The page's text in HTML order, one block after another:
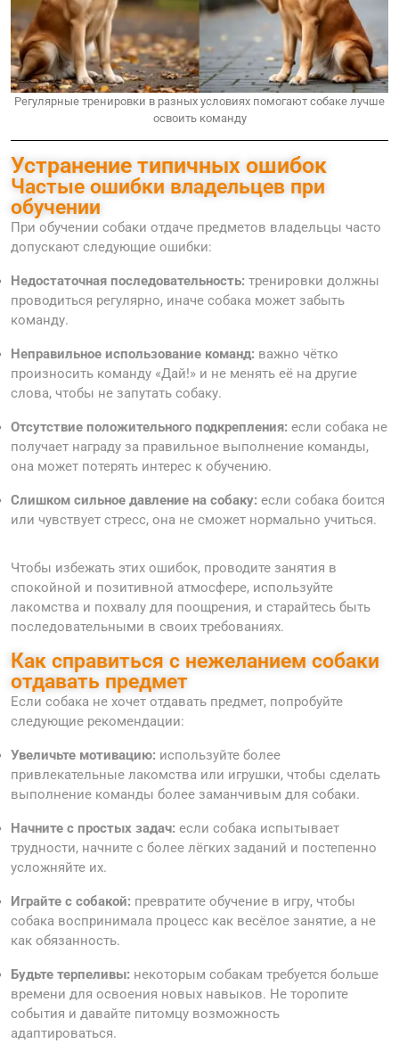
Регулярные тренировки в разных условиях помогают собаке лучше
освоить команду
Устранение типичных ошибок
Частые ошибки владельцев при
обучении
При обучении собаки отдаче предметов владельцы часто
допускают следующие ошибки:
Недостаточная последовательность: тренировки должны
проводиться регулярно, иначе собака может забыть
команду.
Неправильное использование команд: важно чётко
произносить команду «Дай!» и не менять её на другие
слова, чтобы не запутать собаку.
Отсутствие положительного подкрепления: если собака не
получает награду за правильное выполнение команды,
она может потерять интерес к обучению.
Слишком сильное давление на собаку: если собака боится
или чувствует стресс, она не сможет нормально учиться.
Чтобы избежать этих ошибок, проводите занятия в
спокойной и позитивной атмосфере, используйте
лакомства и похвалу для поощрения, и старайтесь быть
последовательными в своих требованиях.
Как справиться с нежеланием собаки
отдавать предмет
Если собака не хочет отдавать предмет, попробуйте
следующие рекомендации:
Увеличьте мотивацию: используйте более
привлекательные лакомства или игрушки, чтобы сделать
выполнение команды более заманчивым для собаки.
Начните с простых задач: если собака испытывает
трудности, начните с более лёгких заданий и постепенно
усложняйте их.
Играйте с собакой: превратите обучение в игру, чтобы
собака воспринимала процесс как весёлое занятие, а не
как обязанность.
Будьте терпеливы: некоторым собакам требуется больше
времени для освоения новых навыков. Не торопите
события и давайте питомцу возможность
адаптироваться.